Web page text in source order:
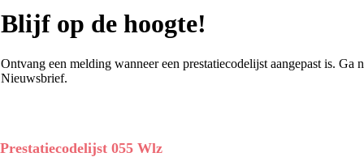
Blijf op de hoogte!
Ontvang een melding wanneer een prestatiecodelijst aangepast is. Ga
Nieuwsbrief.
Prestatiecodelijst 055 Wlz